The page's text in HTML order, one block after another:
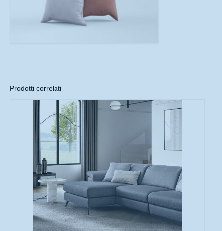
Prodotti correlati